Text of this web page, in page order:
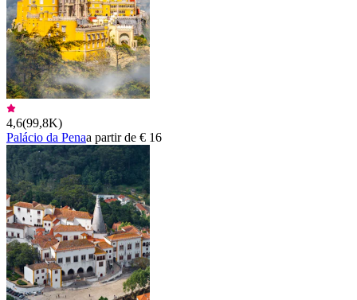
4,6(99,8K)
Palácio da Penaa partir de € 16